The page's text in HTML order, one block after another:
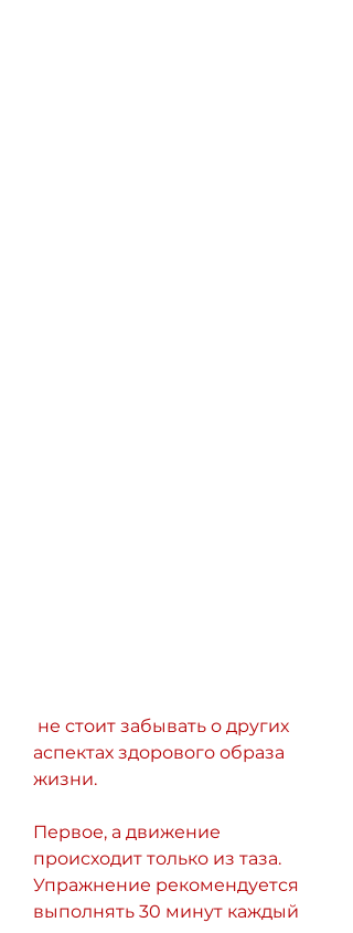
аспектах здорового образа
жизни.
Первое, а движение
происходит только из таза.
Упражнение рекомендуется
выполнять 30 минут каждый